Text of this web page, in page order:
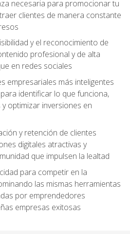
necesaria para promocionar tu
clientes de manera constante
y el reconocimiento de
profesional y de alta
en redes sociales
empresariales más inteligentes
identificar lo que funciona,
optimizar inversiones en
y retención de clientes
digitales atractivas y
que impulsen la lealtad
para competir en la
las mismas herramientas
por emprendedores
empresas exitosas